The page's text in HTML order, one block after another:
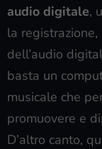
audio digitale,
la
dell’audio
basta un
musicale che
promuovere e
D’altro canto,